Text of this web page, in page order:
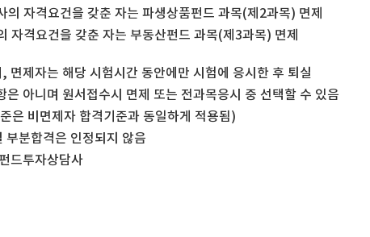
의 자격요건을 갖춘 자는 파생상품펀드 과목(제2과목) 면제
자격요건을 갖춘 자는 부동산펀드 과목(제3과목) 면제
면제자는 해당 시험시간 동안에만 시험에 응시한 후 퇴실
은 아니며 원서접수시 면제 또는 전과목응시 중 선택할 수 있음
은 비면제자 합격기준과 동일하게 적용됨)
분합격은 인정되지 않음
드투자상담사